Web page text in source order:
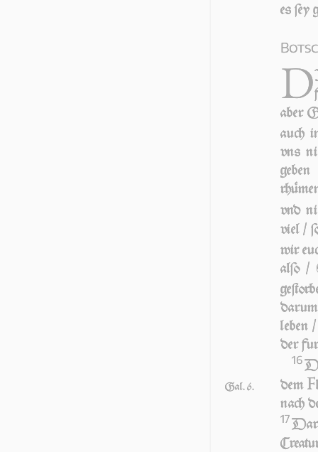
es ſey
D
aber
auch
vns
vnd
viel /
wir
al­ſo /
leben
der fur
Gal. 6.
16
dem F
nach
17